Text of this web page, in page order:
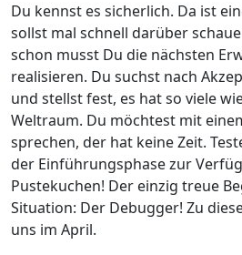
Du kennst es sicherlich. Da ist
sollst mal schnell darüber
schon musst Du die nächsten
realisieren. Du suchst nach
und stellst fest, es hat so viele
Weltraum. Du möchtest mit
sprechen, der hat keine Zeit.
der Einführungsphase zur
Pustekuchen! Der einzig treue
Situation: Der Debugger! Zu
uns im April.